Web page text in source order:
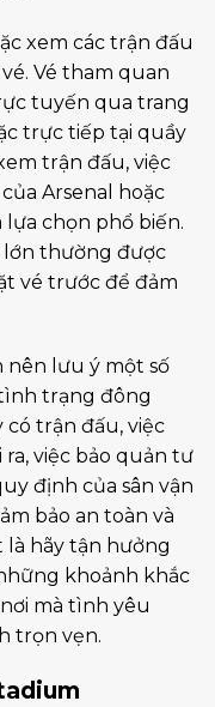
xem các trận đấu
Vé tham quan
tuyến qua trang
trực tiếp tại quầy
trận đấu, việc
Arsenal hoặc
chọn phổ biến.
lớn thường được
vé trước để đảm
nên lưu ý một số
trạng đông
trận đấu, việc
việc bảo quản tư
định của sân vận
bảo an toàn và
hãy tận hưởng
khoảnh khắc
mà tình yêu
trọn vẹn.